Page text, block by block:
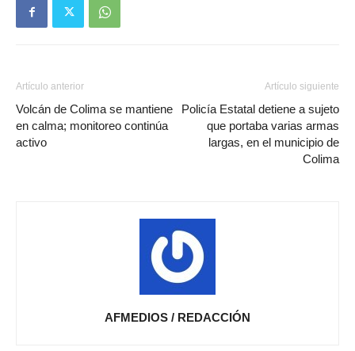
Artículo anterior
Volcán de Colima se mantiene
en calma; monitoreo continúa
activo
Artículo siguiente
Policía Estatal detiene a sujeto
que portaba varias armas
largas, en el municipio de
Colima
AFMEDIOS / REDACCIÓN